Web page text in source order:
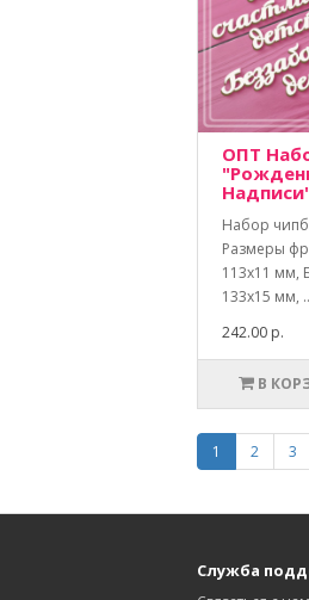
ОПТ
Набор
Размеры
113х11 мм,
133х15 мм, ..
242.00 р.
В
1 2 3
Служба